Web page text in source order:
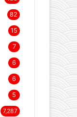
82
15
7
6
6
5
7,287